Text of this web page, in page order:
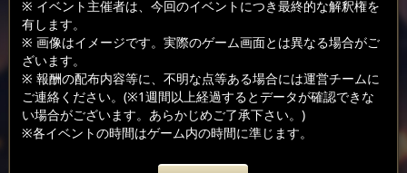
※ イベント主催者は、今回のイベントにつき最終的な解釈権を
有します。
※ 画像はイメージです。実際のゲーム画面とは異なる場合がご
ざいます。
※ 報酬の配布内容等に、不明な点等ある場合には運営チームに
ご連絡ください。(※1週間以上経過するとデータが確認できな
い場合がございます。あらかじめご了承下さい。)
※各イベントの時間はゲーム内の時間に準じます。